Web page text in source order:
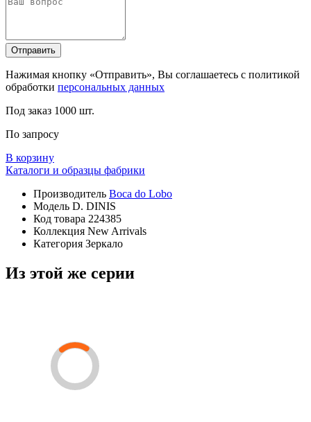
Отправить
Нажимая кнопку «Отправить», Вы соглашаетесь с политикой
обработки персональных данных
Под заказ 1000 шт.
По запросу
В корзину
Каталоги и образцы фабрики
Производитель Boca do Lobo
Модель D. DINIS
Код товара 224385
Коллекция New Arrivals
Категория Зеркало
Из этой же серии